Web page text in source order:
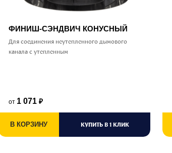
ФИНИШ-СЭНДВИЧ КОНУСНЫЙ
Для соединения неутепленного дымового
канала с утепленным
от 1 071 ₽
В КОРЗИНУ КУПИТЬ В 1 КЛИК